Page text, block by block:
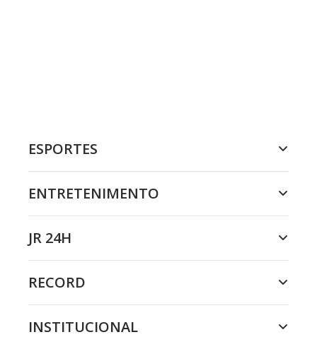
ESPORTES
ENTRETENIMENTO
JR 24H
RECORD
INSTITUCIONAL